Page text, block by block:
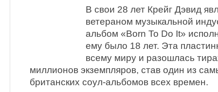
В свои 28 лет Крейг Дэвид
ветераном музыкальной
альбом «Born To Do It»
ему было 18 лет. Эта
всему миру и разошлась
миллионов экземпляров, став один из
британских соул-альбомов всех времен.